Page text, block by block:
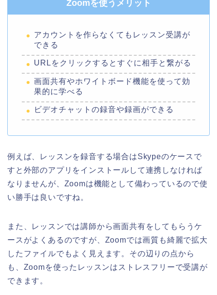
Zoomを使うメリット
アカウントを作らなくてもレッスン受講が
できる
URLをクリックするとすぐに相手と繋がる
画面共有やホワイトボード機能を使って効
果的に学べる
ビデオチャットの録音や録画ができる
例えば、レッスンを録音する場合はSkypeのケースで
すと外部のアプリをインストールして連携しなければ
なりませんが、Zoomは機能として備わっているので使
い勝手は良いですね。
また、レッスンでは講師から画面共有をしてもらうケ
ースがよくあるのですが、Zoomでは画質も綺麗で拡大
したファイルでもよく見えます。その辺りの点から
も、Zoomを使ったレッスンはストレスフリーで受講が
できます。